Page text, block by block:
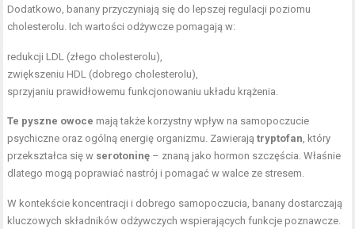
Dodatkowo, banany przyczyniają się do lepszej regulacji poziomu
cholesterolu. Ich wartości odżywcze pomagają w:
redukcji LDL (złego cholesterolu),
zwiększeniu HDL (dobrego cholesterolu),
sprzyjaniu prawidłowemu funkcjonowaniu układu krążenia.
Te pyszne owoce mają także korzystny wpływ na samopoczucie
psychiczne oraz ogólną energię organizmu. Zawierajątryptofan, który
przekształca się w serotoninę – znaną jako hormon szczęścia. Właśnie
dlatego mogą poprawiać nastrój i pomagać w walce ze stresem.
W kontekście koncentracji i dobrego samopoczucia, banany dostarczają
kluczowych składników odżywczych wspierających funkcje poznawcze.